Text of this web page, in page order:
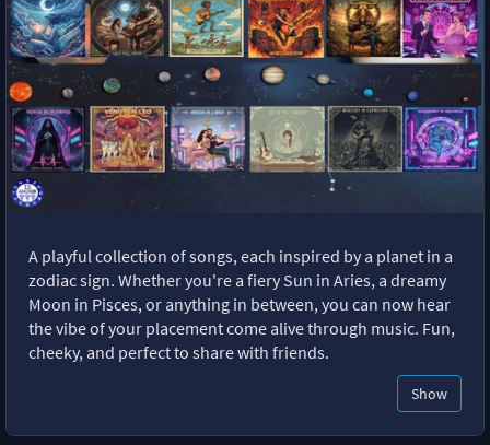
A playful collection of songs, each inspired by a planet in a
zodiac sign. Whether you're a fiery Sun in Aries, a dreamy
Moon in Pisces, or anything in between, you can now hear
the vibe of your placement come alive through music. Fun,
cheeky, and perfect to share with friends.
Show